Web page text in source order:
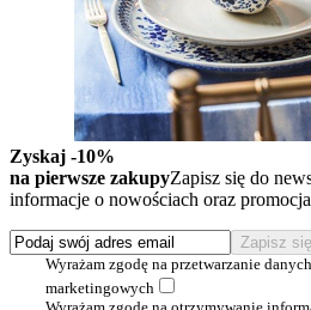
Zyskaj -10%
na pierwsze zakupyZapisz się do
informacje o nowościach oraz
Wyrażam zgodę na przetwarzanie
marketingowych